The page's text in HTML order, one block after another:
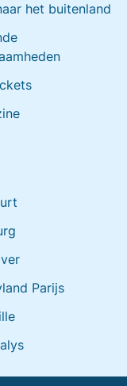
het buitenland
Parijs